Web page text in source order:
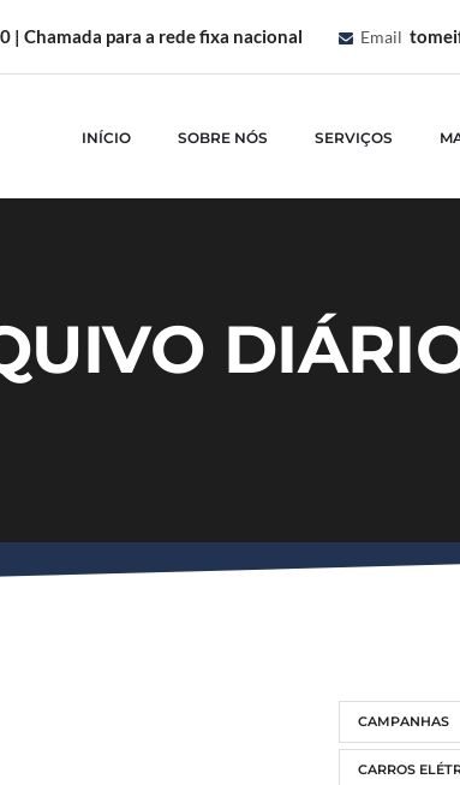
| Chamada para a rede fixa nacional Email
INÍCIO SOBRE NÓS SERVIÇOS
CAMPANHAS
CARROS